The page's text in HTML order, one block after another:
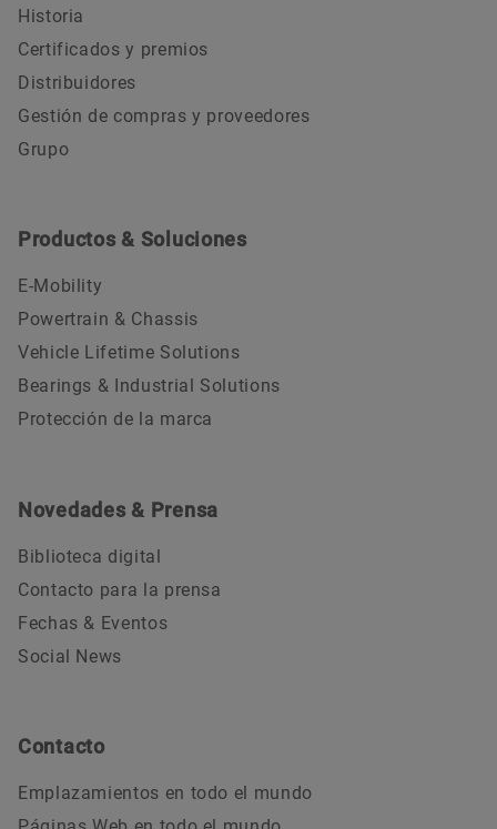
Historia
Certificados y premios
Distribuidores
Gestión de compras y proveedores
Grupo
Productos & Soluciones
E-Mobility
Powertrain & Chassis
Vehicle Lifetime Solutions
Bearings & Industrial Solutions
Protección de la marca
Novedades & Prensa
Biblioteca digital
Contacto para la prensa
Fechas & Eventos
Social News
Contacto
Emplazamientos en todo el mundo